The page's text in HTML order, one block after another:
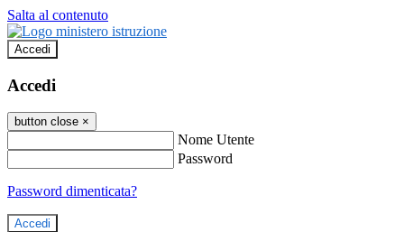
Salta al contenuto
Accedi
Accedi
button close ×
Nome Utente
Password
Password dimenticata?